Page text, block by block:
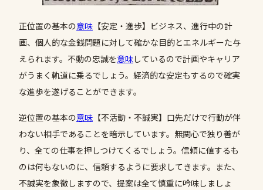
正位置の基本の意味 【安定・進歩】ビジネス、進行中の計
画、個人的な金銭問題に対して確かな目的とエネルギーた与
えられます。不動の忠誠を意味しているので計画やキャリア
がうまく軌道に乗るでしょう。経済的な安定もするので確実
な進歩を遂げることができます。
逆位置の基本の意味 【不活動・不誠実】口先だけで行動が伴
わない相手であることを暗示しています。無関心で独り善が
り、全ての仕事を押しつけてくるでしょう。信頼に値するも
のは何もないのに、信頼するように要求してきます。また、
不誠実を象徴しますので、提案は全て慎重に吟味しましょ